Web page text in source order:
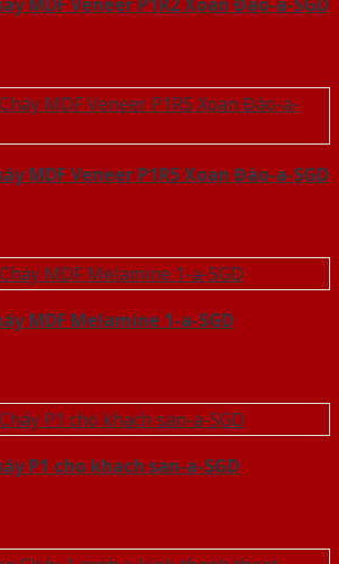
MDF Veneer P1R5 Xoan Đào-a-SGD
MDF Melamine 1-a-SGD
P1 cho khach san-a-SGD